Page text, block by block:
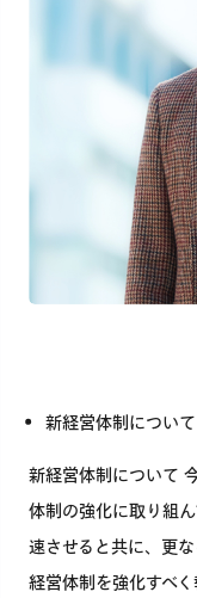
新経営体制について
新経営体制について
体制の強化に取り組
速させると共に、更
経営体制を強化すべ